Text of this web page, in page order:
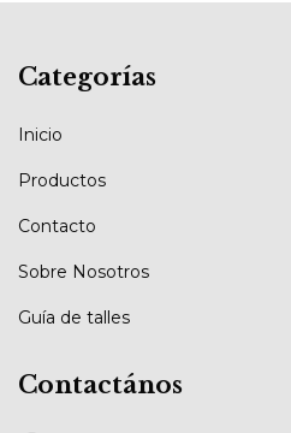
Categorías
Inicio
Productos
Contacto
Sobre Nosotros
Guía de talles
Contactános